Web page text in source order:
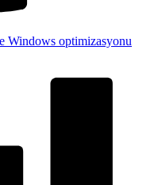
Windows optimizasyonu